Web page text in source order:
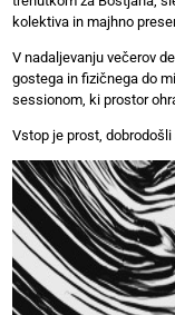
kolektiva in majhno
V nadaljevanju večerov
gostega in fizičnega do
sessionom, ki prostor
Vstop je prost,